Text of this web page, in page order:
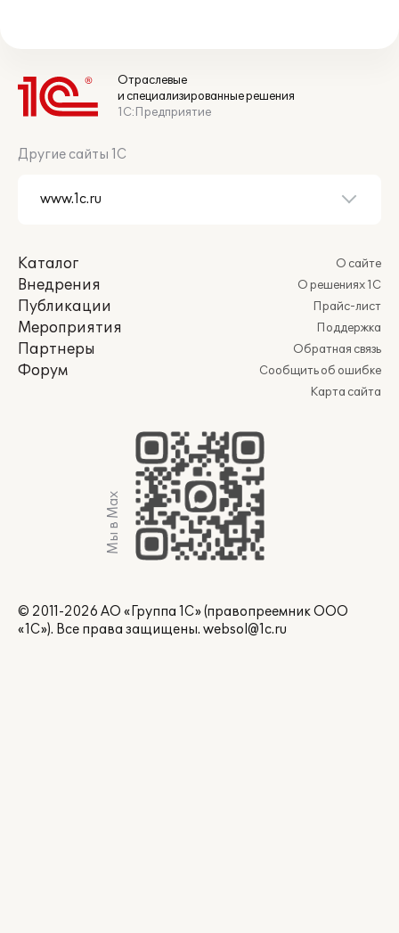
Отраслевые
и специализированные решения
1С:Предприятие
Другие сайты 1С
Каталог
Внедрения
Публикации
Мероприятия
Партнеры
Форум
О сайте
О решениях 1С
Прайс-лист
Поддержка
Обратная связь
Сообщить об ошибке
Карта сайта
Мы в Max
© 2011-2026 АО «Группа 1С» (правопреемник ООО
«1С»). Все права защищены. websol@1c.ru